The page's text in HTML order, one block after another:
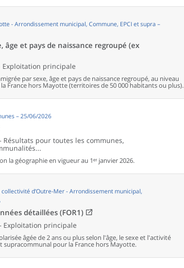
- Arrondissement municipal, Commune, EPCI et supra –
âge et pays de naissance regroupé (ex
Exploitation principale
par sexe, âge et pays de naissance regroupé, au niveau
France hors Mayotte (territoires de 50 000 habitants ou plus).
– 25/06/2026
pour toutes les communes,
la géographie en vigueur au 1ᵉʳ janvier 2026.
d’Outre-Mer - Arrondissement municipal,
détaillées (FOR1)
Exploitation principale
âgée de 2 ans ou plus selon l'âge, le sexe et l'activité
pour la France hors Mayotte.